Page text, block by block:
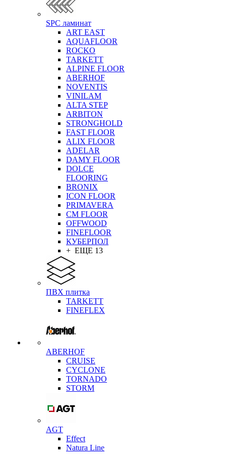
SPC ламинат
ART EAST
AQUAFLOOR
ROCKO
TARKETT
ALPINE FLOOR
ABERHOF
NOVENTIS
VINILAM
ALTA STEP
ARBITON
STRONGHOLD
FAST FLOOR
ALIX FLOOR
ADELAR
DAMY FLOOR
DOLCE
FLOORING
BRONIX
ICON FLOOR
PRIMAVERA
CM FLOOR
OFFWOOD
FINEFLOOR
КУБЕРПОЛ
+ ЕЩЕ 13
ПВХ плитка
TARKETT
FINEFLEX
ABERHOF
CRUISE
CYCLONE
TORNADO
STORM
AGT
Effect
Natura Line